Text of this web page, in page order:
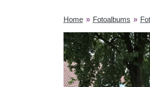
Home » Fotoalbums »